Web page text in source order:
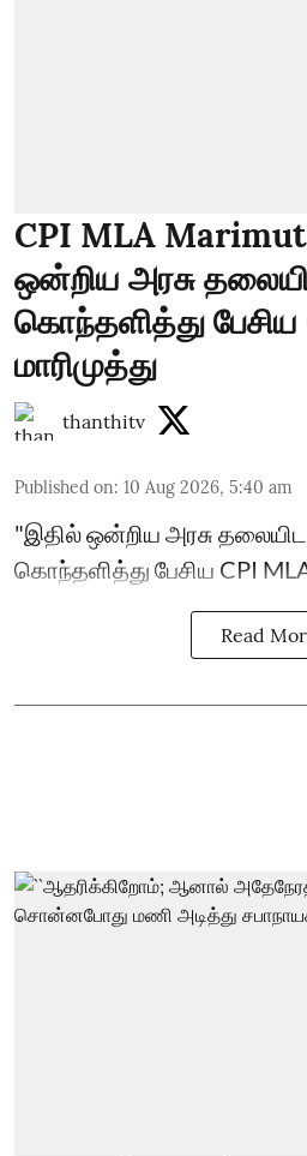
CPI MLA
ஒன்றிய அரசு
கொந்தளித்து
மாரிமுத்து
thanthitv
Published on: 10 Aug 2026, 5:40 am
"இதில் ஒன்றிய அரசு தலையிட
கொந்தளித்து பேசிய CPI MLA
Read